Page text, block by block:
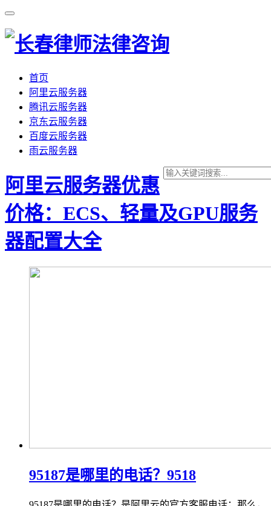
首页
阿里云服务器
腾讯云服务器
京东云服务器
百度云服务器
雨云服务器
阿里云服务器优惠
价格：ECS、轻量及GPU服务
器配置大全
95187是哪里的电话？9518